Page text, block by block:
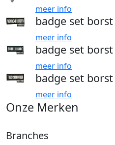
meer info
badge set
meer info
badge set
meer info
badge set
meer info
Onze Merken
Branches